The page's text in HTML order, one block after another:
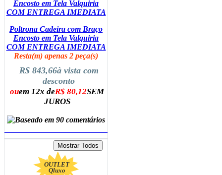
Poltrona Cadeira com Braço
Encosto em Tela Valquiria
COM ENTREGA IMEDIATA
Resta(m) apenas 2 peça(s)
R$ 843,66à vista com
desconto
ouem 12x deR$ 80,12SEM
JUROS
OUTLET
Qluxo